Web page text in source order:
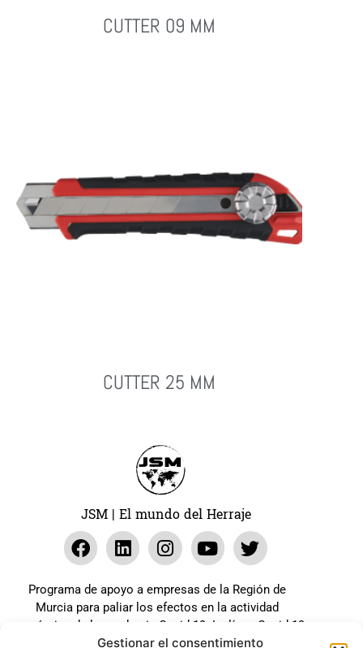
Gestionar el consentimiento
CUTTER 09 MM
CUTTER 25 MM
JSM | El mundo del Herraje
Programa de apoyo a empresas de la Región de
Murcia para paliar los efectos en la actividad
económica de la pandemia Covid-19. La línea Covid-19
coste cero cofinanciada por la unión europea.